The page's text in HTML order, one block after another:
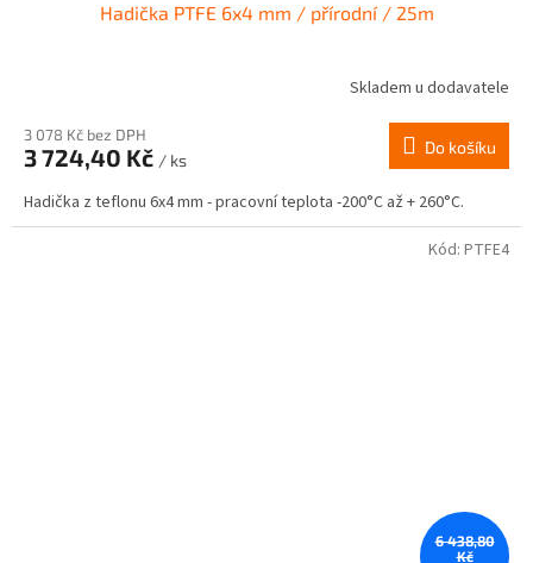
Hadička PTFE 6x4 mm / přírodní / 25m
Skladem u dodavatele
3 078 Kč bez DPH
3 724,40 Kč / ks
Do košíku
Hadička z teflonu 6x4 mm - pracovní teplota -200°C až + 260°C.
6 438,80
Kč
Kód: PTFE4